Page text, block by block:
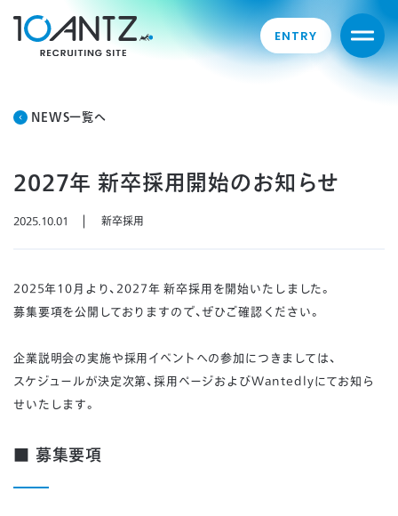
ENTRY
NEWS一覧へ
2027年 新卒採用開始のお知らせ
2025.10.01 新卒採用
2025年10月より、2027年 新卒採用を開始いたしました。
募集要項を公開しておりますので、ぜひご確認ください。
企業説明会の実施や採用イベントへの参加につきましては、
スケジュールが決定次第、採用ページおよびWantedlyにてお知ら
せいたします。
■ 募集要項